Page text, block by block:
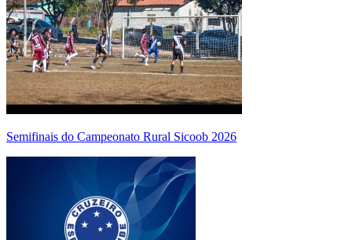
Semifinais do Campeonato Rural Sicoob 2026